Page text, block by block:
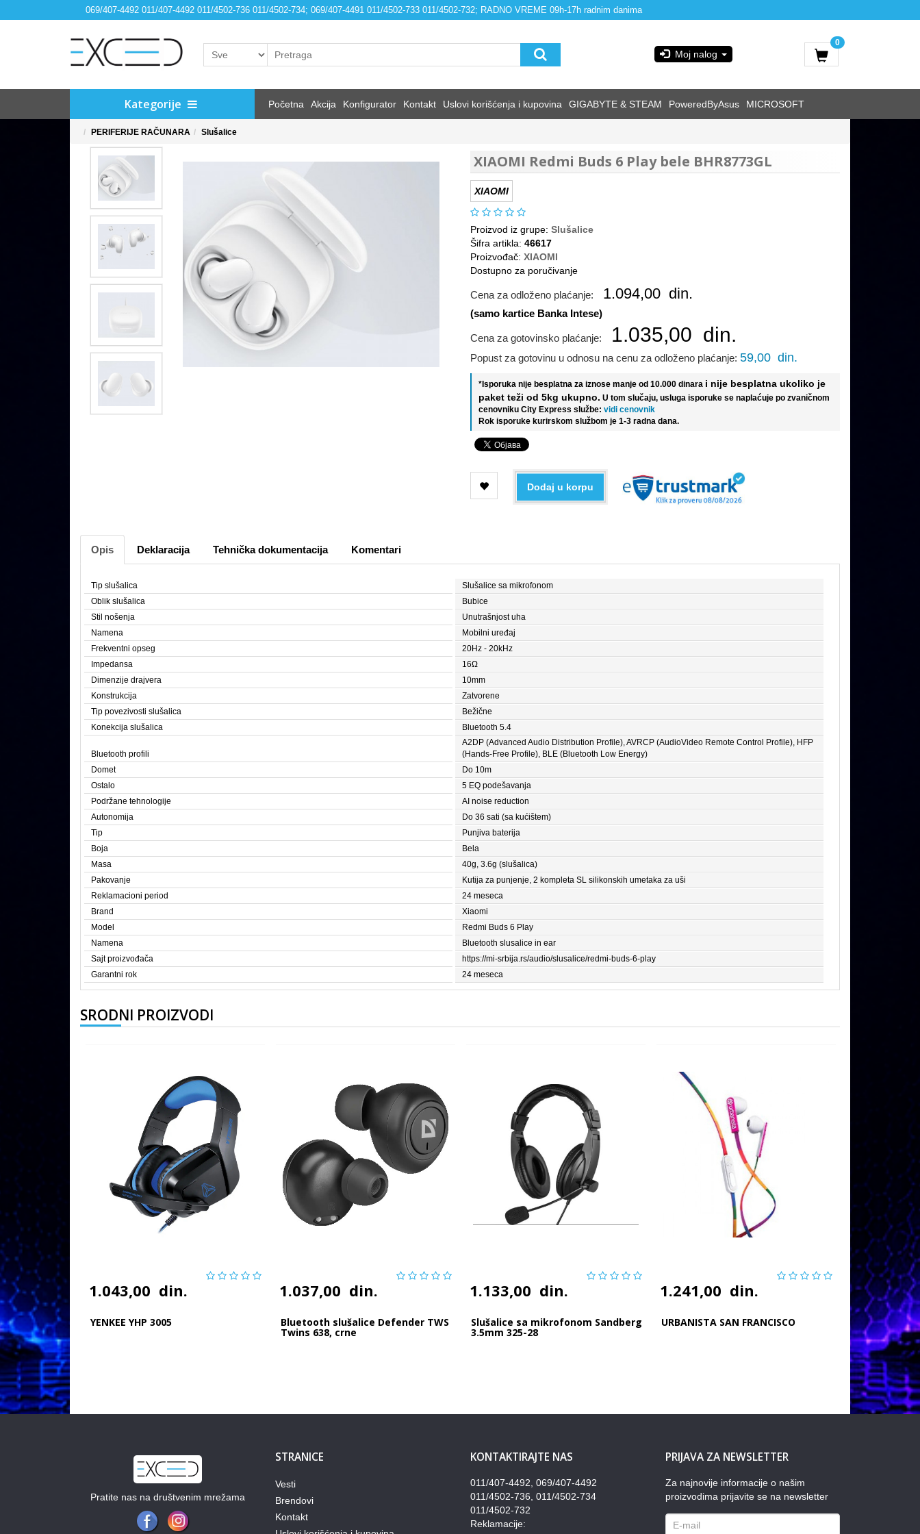
069/407-4492 011/407-4492 011/4502-736 011/4502-734; 069/407-4491 011/4502-733 011/4502-732; RADNO VREME 09h-17h radnim danima
Moj nalog
0
Kategorije Početna Akcija Konfigurator Kontakt Uslovi korišćenja i kupovina GIGABYTE & STEAM PoweredByAsus MICROSOFT
PERIFERIJE RAČUNARA Slušalice
XIAOMI Redmi Buds 6 Play bele BHR8773GL
XIAOMI
Proizvod iz grupe: Slušalice
Šifra artikla: 46617
Proizvođač: XIAOMI
Dostupno za poručivanje
Cena za odloženo plaćanje: 1.094,00 din.
(samo kartice Banka Intese)
Cena za gotovinsko plaćanje: 1.035,00 din.
Popust za gotovinu u odnosu na cenu za odloženo plaćanje: 59,00 din.
*Isporuka nije besplatna za iznose manje od 10.000 dinara i nije besplatna ukoliko je
paket teži od 5kg ukupno. U tom slučaju, usluga isporuke se naplaćuje po zvaničnom
cenovniku City Express službe: vidi cenovnik
Rok isporuke kurirskom službom je 1-3 radna dana.
Dodaj u korpu
Opis Deklaracija Tehnička dokumentacija Komentari
Tip slušalica
Slušalice sa mikrofonom
Oblik slušalica
Bubice
Stil nošenja
Unutrašnjost uha
Namena
Mobilni uređaj
Frekventni opseg
20Hz - 20kHz
Impedansa
16Ω
Dimenzije drajvera
10mm
Konstrukcija
Zatvorene
Tip povezivosti slušalica
Bežične
Konekcija slušalica
Bluetooth 5.4
Bluetooth profili
A2DP (Advanced Audio Distribution Profile), AVRCP (AudioVideo Remote Control Profile), HFP
(Hands-Free Profile), BLE (Bluetooth Low Energy)
Domet
Do 10m
Ostalo
5 EQ podešavanja
Podržane tehnologije
AI noise reduction
Autonomija
Do 36 sati (sa kućištem)
Tip
Punjiva baterija
Boja
Bela
Masa
40g, 3.6g (slušalica)
Pakovanje
Kutija za punjenje, 2 kompleta SL silikonskih umetaka za uši
Reklamacioni period
24 meseca
Brand
Xiaomi
Model
Redmi Buds 6 Play
Namena
Bluetooth slusalice in ear
Sajt proizvođača
https://mi-srbija.rs/audio/slusalice/redmi-buds-6-play
Garantni rok
24 meseca
SRODNI PROIZVODI
1.043,00 din.
YENKEE YHP 3005
1.037,00 din.
Bluetooth slušalice Defender TWS
Twins 638, crne
1.133,00 din.
Slušalice sa mikrofonom Sandberg
3.5mm 325-28
1.241,00 din.
URBANISTA SAN FRANCISCO
Pratite nas na društvenim mrežama
STRANICE
Vesti
Brendovi
Kontakt
KONTAKTIRAJTE NAS
011/407-4492, 069/407-4492
011/4502-736, 011/4502-734
011/4502-732
Reklamacije:
PRIJAVA ZA NEWSLETTER
Za najnovije informacije o našim
proizvodima prijavite se na newsletter